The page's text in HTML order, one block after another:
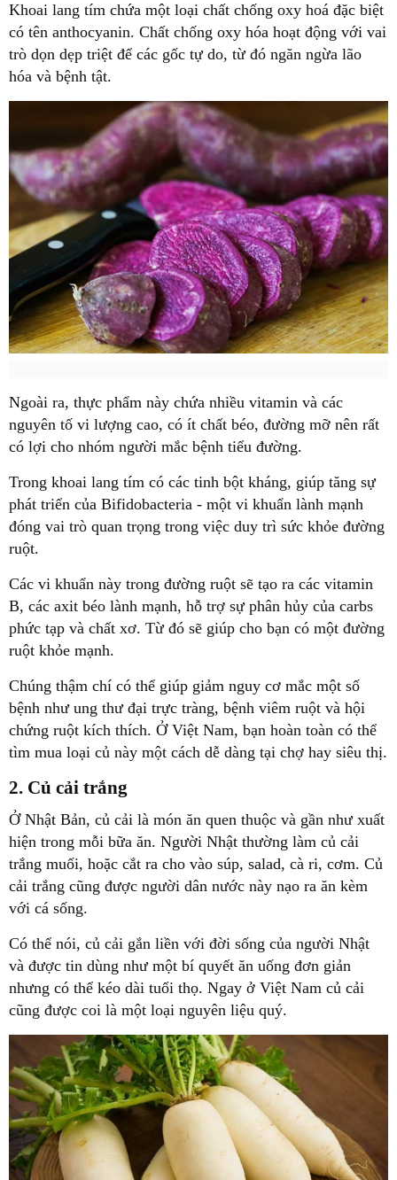
Khoai lang tím chứa một loại chất chống oxy hoá đặc biệt
có tên anthocyanin. Chất chống oxy hóa hoạt động với vai
trò dọn dẹp triệt để các gốc tự do, từ đó ngăn ngừa lão
hóa và bệnh tật.
Ngoài ra, thực phẩm này chứa nhiều vitamin và các
nguyên tố vi lượng cao, có ít chất béo, đường mỡ nên rất
có lợi cho nhóm người mắc bệnh tiểu đường.
Trong khoai lang tím có các tinh bột kháng, giúp tăng sự
phát triển của Bifidobacteria - một vi khuẩn lành mạnh
đóng vai trò quan trọng trong việc duy trì sức khỏe đường
ruột.
Các vi khuẩn này trong đường ruột sẽ tạo ra các vitamin
B, các axit béo lành mạnh, hỗ trợ sự phân hủy của carbs
phức tạp và chất xơ. Từ đó sẽ giúp cho bạn có một đường
ruột khỏe mạnh.
Chúng thậm chí có thể giúp giảm nguy cơ mắc một số
bệnh như ung thư đại trực tràng, bệnh viêm ruột và hội
chứng ruột kích thích. Ở Việt Nam, bạn hoàn toàn có thể
tìm mua loại củ này một cách dễ dàng tại chợ hay siêu thị.
2. Củ cải trắng
Ở Nhật Bản, củ cải là món ăn quen thuộc và gần như xuất
hiện trong mỗi bữa ăn. Người Nhật thường làm củ cải
trắng muối, hoặc cắt ra cho vào súp, salad, cà ri, cơm. Củ
cải trắng cũng được người dân nước này nạo ra ăn kèm
với cá sống.
Có thể nói, củ cải gắn liền với đời sống của người Nhật
và được tin dùng như một bí quyết ăn uống đơn giản
nhưng có thể kéo dài tuổi thọ. Ngay ở Việt Nam củ cải
cũng được coi là một loại nguyên liệu quý.